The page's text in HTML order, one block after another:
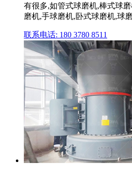
有很多,如管式球磨机,棒式球
磨机,手球磨机,卧式球磨机,球
联系电话: 180 3780 8511